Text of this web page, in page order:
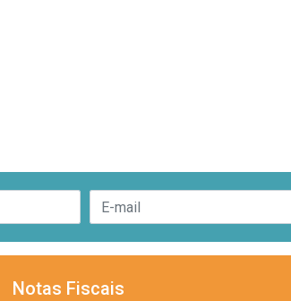
Notas Fiscais